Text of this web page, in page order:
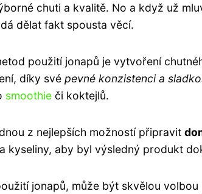
chuti a kvalitě. No a když už
dělat fakt spousta věcí.
použití jonapů je vytvoření
díky své pevné konzistenci a
smoothie či koktejlů.
z nejlepších možností připravit
kyseliny, aby byl výsledný produkt
jonapů, může být skvělou